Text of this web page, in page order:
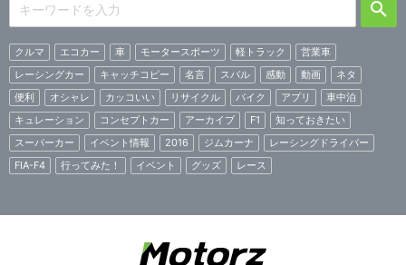
クルマ エコカー 車 モータースポーツ 軽トラック
営業車
レーシングカー
キャッチコピー 名言 スバル 感動 動画
ネタ
便利
オシャレ カッコいい リサイクル バイク アプリ
車中泊
キュレーション
コンセプトカー アーカイブ F1
知っておきたい
スーパーカー
イベント情報 2016 ジムカーナ
レーシングドライバー
FIA-F4
行ってみた！ イベント グッズ レース